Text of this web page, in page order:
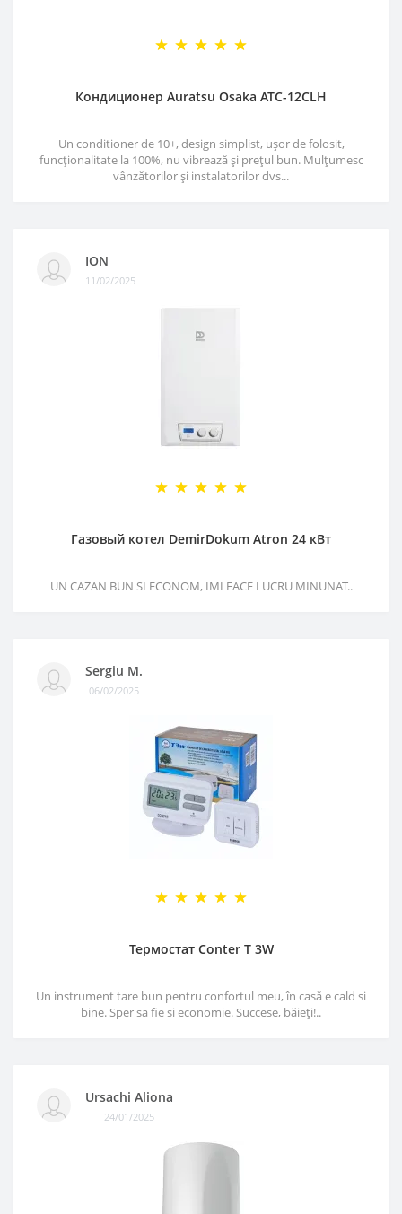
Кондиционер Auratsu Osaka ATC-12CLH
Un conditioner de 10+, design simplist, ușor de folosit,
funcționalitate la 100%, nu vibrează și prețul bun. Mulțumesc
vânzătorilor și instalatorilor dvs...
ION
11/02/2025
Газовый котел DemirDokum Atron 24 кВт
UN CAZAN BUN SI ECONOM, IMI FACE LUCRU MINUNAT..
Sergiu M.
06/02/2025
Термостат Conter T 3W
Un instrument tare bun pentru confortul meu, în casă e cald si
bine. Sper sa fie si economie. Succese, băieți!..
Ursachi Aliona
24/01/2025